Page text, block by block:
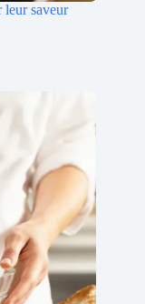
leur saveur